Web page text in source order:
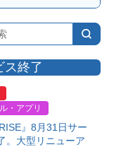
ス終了
・アプリ
RISE』8月31日サー
。大型リニューア